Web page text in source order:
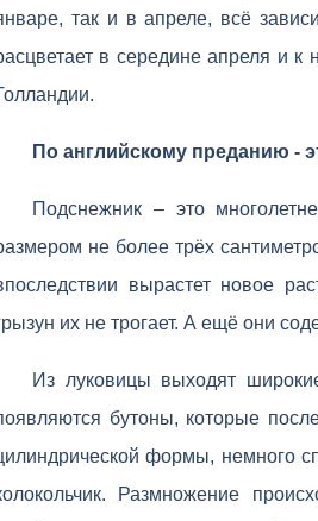
так и в апреле, всё
в середине апреля и
По английскому преданию -
Подснежник – это
не более трёх
вырастет новое
их не трогает. А ещё они
Из луковицы выходят
бутоны, которые
формы, немного
Размножение